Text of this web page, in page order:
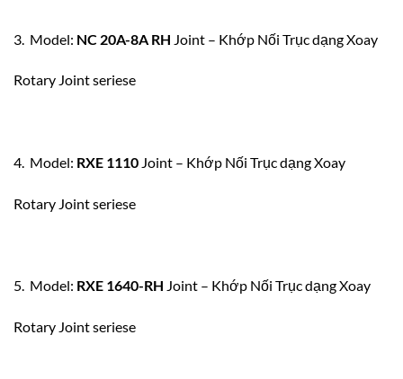
3. Model: NC 20A-8A RH Joint – Khớp Nối Trục dạng Xoay
Rotary Joint seriese
4. Model: RXE 1110 Joint – Khớp Nối Trục dạng Xoay
Rotary Joint seriese
5. Model: RXE 1640-RH Joint – Khớp Nối Trục dạng Xoay
Rotary Joint seriese